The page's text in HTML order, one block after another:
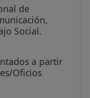
de
Social.
a partir
Oficios